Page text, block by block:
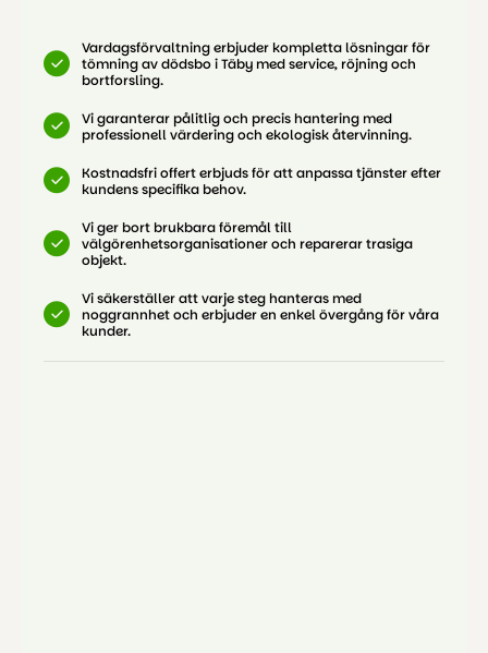
Vardagsförvaltning erbjuder kompletta lösningar för
tömning av dödsbo i Täby med service, röjning och
bortforsling.
Vi garanterar pålitlig och precis hantering med
professionell värdering och ekologisk återvinning.
Kostnadsfri offert erbjuds för att anpassa tjänster efter
kundens specifika behov.
Vi ger bort brukbara föremål till
välgörenhetsorganisationer och reparerar trasiga
objekt.
Vi säkerställer att varje steg hanteras med
noggrannhet och erbjuder en enkel övergång för våra
kunder.